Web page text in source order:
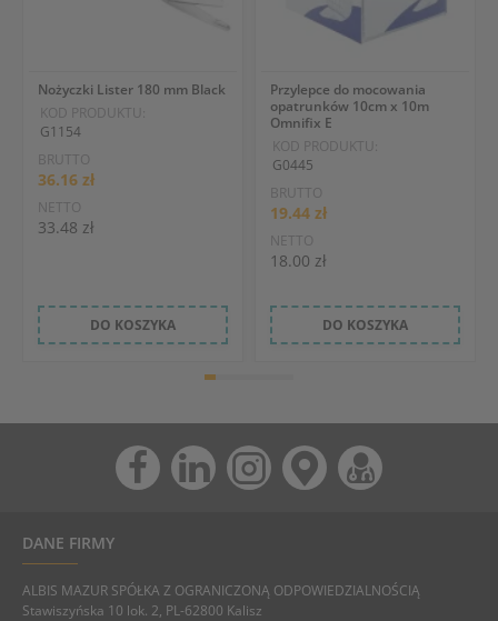
Nożyczki Lister 180 mm Black
KOD PRODUKTU:
G1154
BRUTTO
36.16 zł
NETTO
33.48 zł
DO KOSZYKA
Przylepce do mocowania
opatrunków 10cm x 10m
Omnifix E
KOD PRODUKTU:
G0445
BRUTTO
19.44 zł
NETTO
18.00 zł
DO KOSZYKA
DANE FIRMY
ALBIS MAZUR SPÓŁKA Z OGRANICZONĄ ODPOWIEDZIALNOŚCIĄ
Stawiszyńska 10 lok. 2, PL-62800 Kalisz